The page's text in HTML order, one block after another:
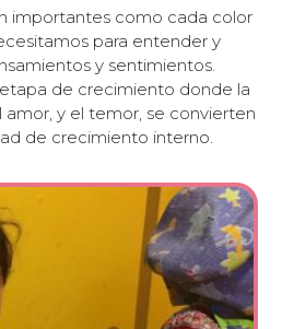
importantes como cada color
para entender y
y sentimientos.
de crecimiento donde la
amor, y el temor, se convierten
de crecimiento interno.